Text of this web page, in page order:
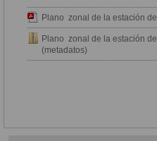
Plano zonal de la estación
Plano zonal de la estación
(metadatos)